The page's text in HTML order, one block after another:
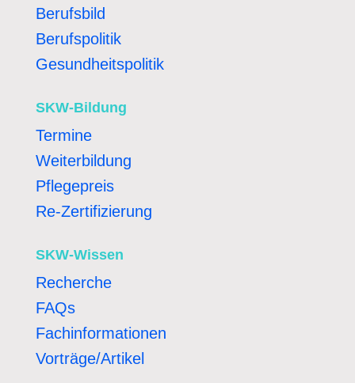
Berufsbild
Berufspolitik
Gesundheitspolitik
SKW-Bildung
Termine
Weiterbildung
Pflegepreis
Re-Zertifizierung
SKW-Wissen
Recherche
FAQs
Fachinformationen
Vorträge/Artikel